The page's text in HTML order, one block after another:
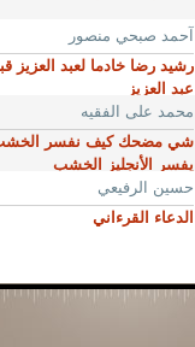
آحمد صبحي منصور
رشيد رضا خادما لعبد العزيز
عبد العزيز
محمد على الفقيه
شي مضحك كيف نفسر
يفسر الأنجليز الخشب
حسين الرفيعي
الدعاء القرءاني